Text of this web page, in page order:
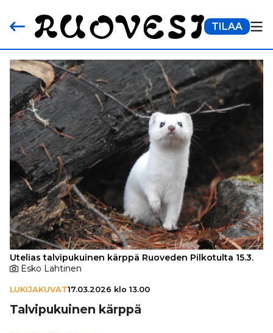
TILAA
Utelias talvipukuinen kärppä Ruoveden Pilkotulta 15.3.
Esko Lahtinen
LUKIJAKUVAT17.03.2026 klo 13.00
Tal­vi­pu­kui­nen kärppä